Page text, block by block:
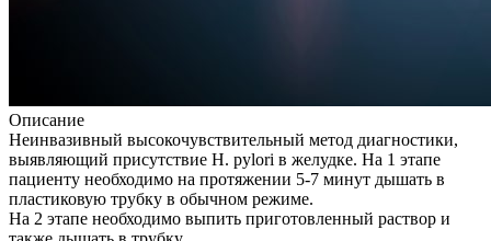
Описание
Неинвазивный высокочувствительный метод диагностики,
выявляющий присутствие H. pylori в желудке. На 1 этапе
пациенту необходимо на протяжении 5-7 минут дышать в
пластиковую трубку в обычном режиме.
На 2 этапе необходимо выпить приготовленный раствор и